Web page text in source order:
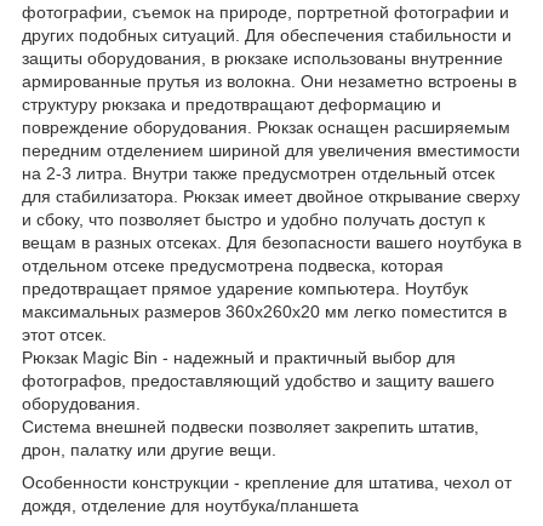
фотографии, съемок на природе, портретной фотографии и
других подобных ситуаций. Для обеспечения стабильности и
защиты оборудования, в рюкзаке использованы внутренние
армированные прутья из волокна. Они незаметно встроены в
структуру рюкзака и предотвращают деформацию и
повреждение оборудования. Рюкзак оснащен расширяемым
передним отделением шириной для увеличения вместимости
на 2-3 литра. Внутри также предусмотрен отдельный отсек
для стабилизатора. Рюкзак имеет двойное открывание сверху
и сбоку, что позволяет быстро и удобно получать доступ к
вещам в разных отсеках. Для безопасности вашего ноутбука в
отдельном отсеке предусмотрена подвеска, которая
предотвращает прямое ударение компьютера. Ноутбук
максимальных размеров 360х260х20 мм легко поместится в
этот отсек.
Рюкзак Magic Bin - надежный и практичный выбор для
фотографов, предоставляющий удобство и защиту вашего
оборудования.
Система внешней подвески позволяет закрепить штатив,
дрон, палатку или другие вещи.
Особенности конструкции - крепление для штатива, чехол от
дождя, отделение для ноутбука/планшета